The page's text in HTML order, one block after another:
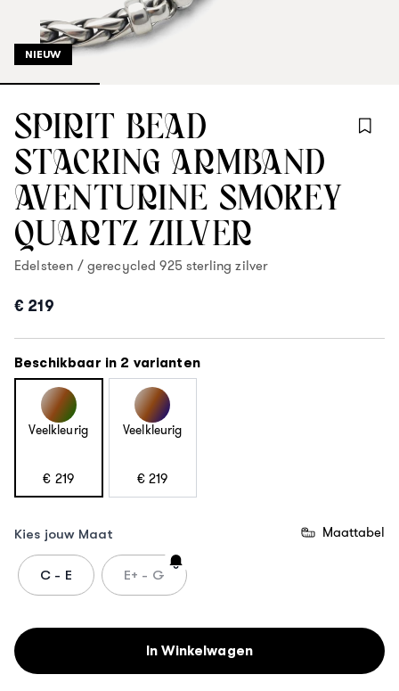
NIEUW
SPIRIT BEAD
STACKING ARMBAND
AVENTURINE SMOKEY
QUARTZ ZILVER
Edelsteen / gerecycled 925 sterling zilver
€ 219
Beschikbaar in 2 varianten
Veelkleurig
€ 219
Veelkleurig
€ 219
Product Opties:
Kies jouw Maat
C - E E+ - G
Maattabel
In Winkelwagen